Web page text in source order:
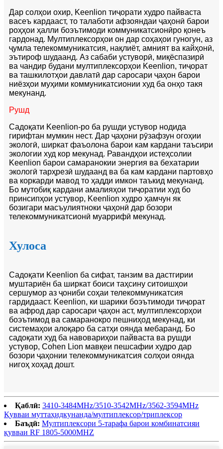
Дар солҳои охир, Keenlion тиҷорати худро пайваста
васеъ кардааст, то талаботи афзояндаи ҷаҳонӣ барои
роҳҳои ҳалли боэътимоди коммуникатсионӣро қонеъ
гардонад. Мултиплексорҳои он дар соҳаҳои гуногун, аз
ҷумла телекоммуникатсия, нақлиёт, амният ва кайҳонӣ,
эътироф шудаанд. Аз сабаби устуворӣ, миқёспазирӣ
ва чандир будани мултиплексорҳои Keenlion, тиҷорат
ва ташкилотҳои давлатӣ дар саросари ҷаҳон барои
ниёзҳои муҳими коммуникатсионии худ ба онҳо такя
мекунанд.
Рушд
Садоқати Keenlion-ро ба рушди устувор нодида
гирифтан мумкин нест. Дар ҷаҳони рӯзафзун огоҳии
экологӣ, ширкат фаъолона барои кам кардани таъсири
экологии худ кор мекунад. Равандҳои истеҳсолии
Keenlion барои самаранокии энергия ва бехатарии
экологӣ тарҳрезӣ шудаанд ва ба кам кардани партовҳо
ва коркарди мавод то ҳадди имкон таъкид мекунанд.
Бо мутобиқ кардани амалияҳои тиҷоратии худ бо
принсипҳои устувор, Keenlion худро ҳамчун як
бозигари масъулиятноки ҷаҳонӣ дар бозори
телекоммуникатсионӣ муаррифӣ мекунад.
Хулоса
Садоқати Keenlion ба сифат, танзим ва дастгирии
муштариён ба ширкат боиси таҳсину ситоишҳои
сершумор аз ҷониби соҳаи телекоммуникатсия
гардидааст. Keenlion, ки шарики боэътимоди тиҷорат
ва афрод дар саросари ҷаҳон аст, мултиплексорҳои
боэътимод ва самаранокро пешниҳод мекунад, ки
системаҳои алоқаро ба сатҳи оянда мебаранд. Бо
садоқати худ ба навовариҳои пайваста ва рушди
устувор, Cohen Lion мавқеи пешсафии худро дар
бозори ҷаҳонии телекоммуникатсия солҳои оянда
нигоҳ хоҳад дошт.
Қаблӣ: 3410-3484MHz/3510-3542MHz/3562-3594MHz
Қувваи муттаҳидкунанда/мултиплексор/триплексор
Баъдӣ: Мултиплексори 5-тарафа барои комбинатсияи
қувваи RF 1805-5000MHZ